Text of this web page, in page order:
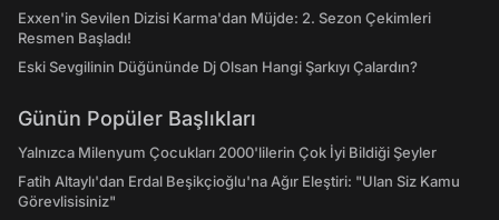
Exxen'in Sevilen Dizisi Karma'dan Müjde: 2. Sezon Çekimleri
Resmen Başladı!
Eski Sevgilinin Düğününde Dj Olsan Hangi Şarkıyı Çalardın?
Günün Popüler Başlıkları
Yalnızca Milenyum Çocukları 2000'lilerin Çok İyi Bildiği Şeyler
Fatih Altaylı'dan Erdal Beşikçioğlu'na Ağır Eleştiri: "Ulan Siz Kamu
Görevlisisiniz"